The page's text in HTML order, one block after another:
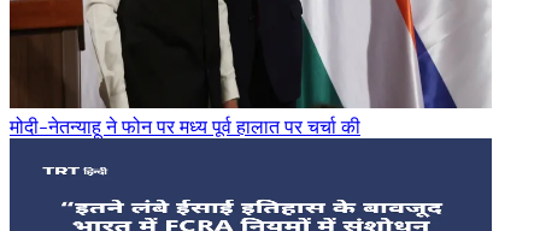
मोदी-नेतन्याहू ने फोन पर मध्य पूर्व हालात पर चर्चा की